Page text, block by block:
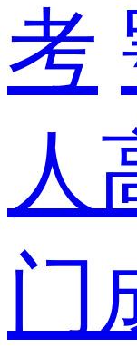
考
人
门